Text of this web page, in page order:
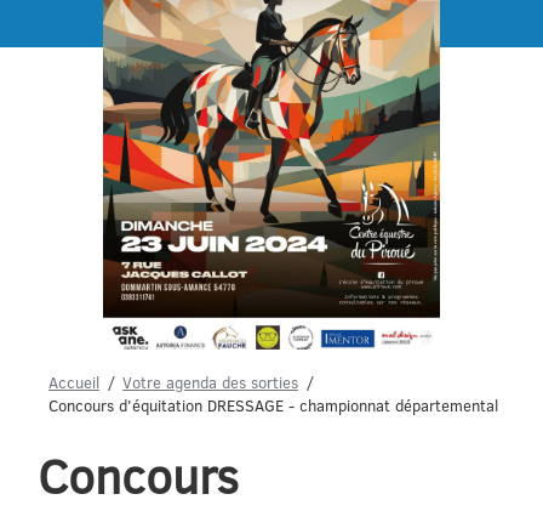
Menu
Accueil
Votre agenda des sorties
Concours d'équitation DRESSAGE - championnat départemental
Concours